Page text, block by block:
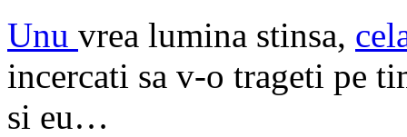
Unu vrea lumina stinsa,
incercati sa v-o trageti pe
si eu…